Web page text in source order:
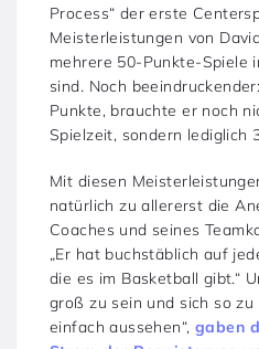
Process“ der erste
Meisterleistungen von
mehrere 50-Punkte-Spiele
sind. Noch
Punkte, brauchte er noch
Spielzeit, sondern lediglich
Mit diesen
natürlich zu allererst die
Coaches und seines
„Er hat buchstäblich auf
die es im Basketball gibt.“
groß zu sein und sich so
einfach aussehen“, gaben